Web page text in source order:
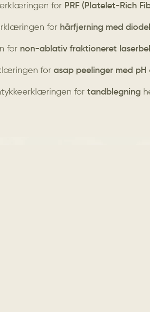
for PRF (Platelet-Rich
for hårfjerning med
for non-ablativ fraktioneret
for asap peelinger med pH
for tandblegning